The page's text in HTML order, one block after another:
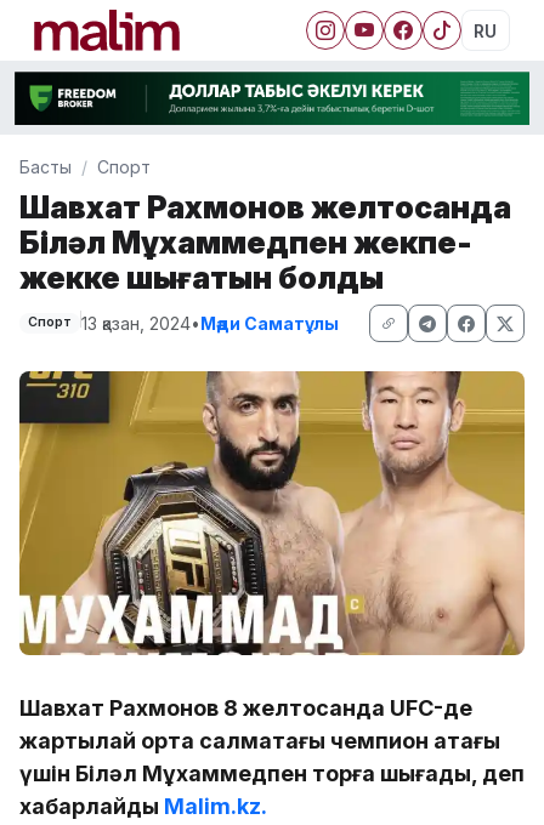
RU
Басты Спорт
Шавхат Рахмонов желтоқсанда
Біләл Мұхаммедпен жекпе-
жекке шығатын болды
Спорт 13 қазан, 2024•Мәди Саматұлы
Шавхат Рахмонов 8 желтоқсанда UFC-де
жартылай орта салмақтағы чемпион атағы
үшін Біләл Мұхаммедпен торға шығады, деп
хабарлайды Malim.kz.